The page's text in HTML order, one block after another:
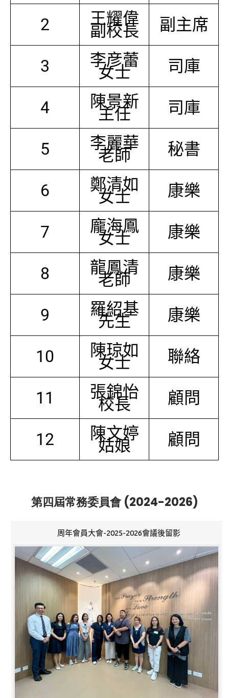
2 王耀偉
副校長 副主席
3 李彦蕾
女士 司庫
4 陳景新
主任 司庫
5 李麗華
老師 秘書
6 鄭清如
女士 康樂
7 龐海鳳
女士 康樂
8 龍鳳清
老師 康樂
9 羅紹基
先生 康樂
10 陳琼如
女士 聯絡
11 張錦怡
校長 顧問
12 陳文婷
姑娘 顧問
第四屆常務委員會 (2024-2026)
周年會員大會-2025-2026會議後留影